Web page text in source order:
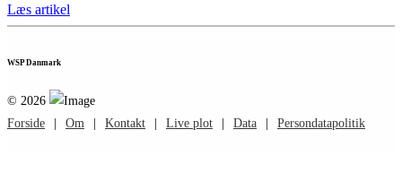
Læs artikel
WSP Danmark
© 2026
Forside
Om Kontakt Live plot Data Persondatapolitik